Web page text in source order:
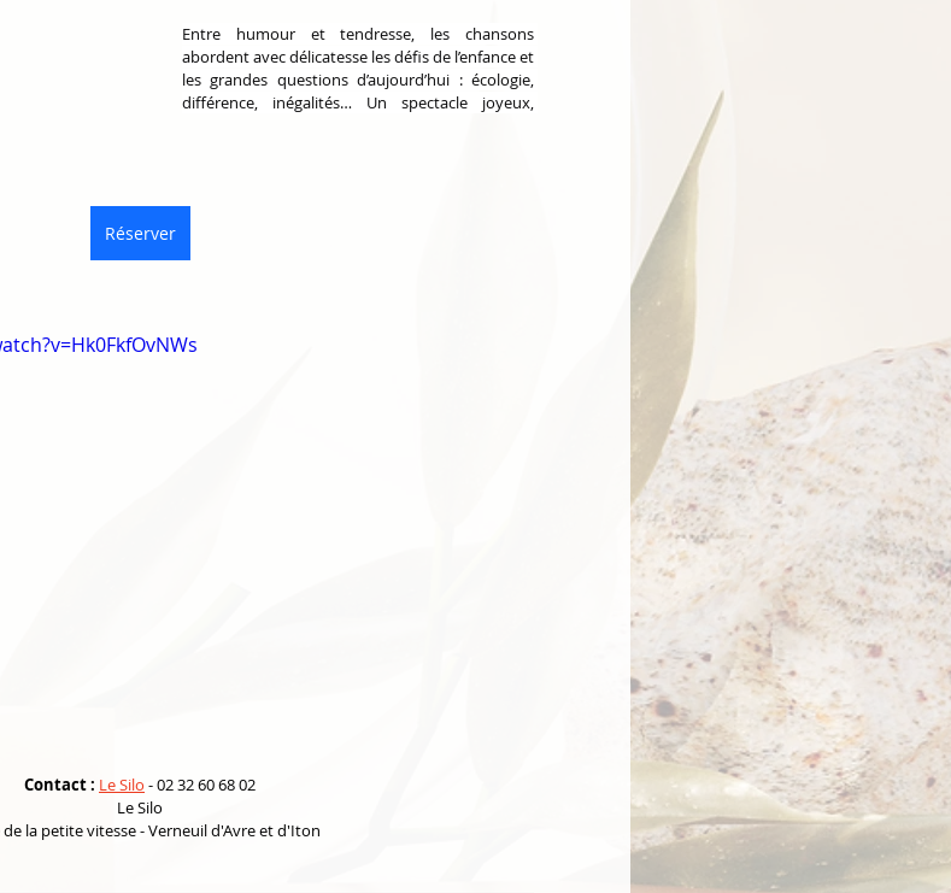
Entre humour et tendresse, les chansons
abordent avec délicatesse les défis de l’enfance et
les grandes questions d’aujourd’hui : écologie,
différence, inégalités… Un spectacle joyeux,
Réserver
Contact : Le Silo - 02 32 60 68 02
Le Silo
de la petite vitesse - Verneuil d'Avre et d'Iton